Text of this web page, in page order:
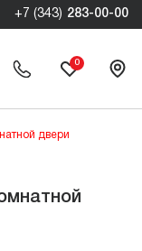
+7 (343) 283-00-00
0
двери